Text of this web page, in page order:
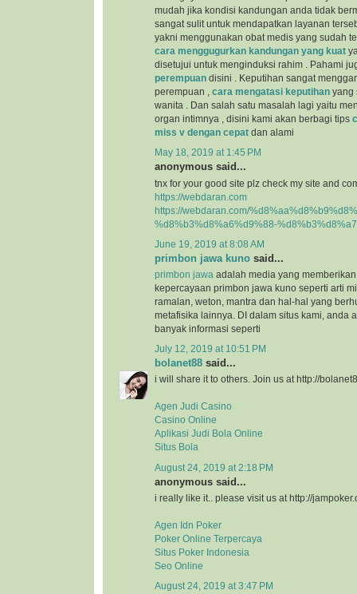
mudah jika kondisi kandungan anda tidak
sangat sulit untuk mendapatkan layanan
yakni menggunakan obat medis yang sudah
cara menggugurkan kandungan yang kuat
disetujui untuk menginduksi rahim . Pahami
perempuan disini . Keputihan sangat
perempuan , cara mengatasi keputihan yang
wanita . Dan salah satu masalah lagi yaitu
organ intimnya , disini kami akan berbagi tips
miss v dengan cepat dan alami
May 18, 2019 at 1:45 PM
anonymous said...
tnx for your good site plz check my site and
https://webdaran.com
https://webdaran.com/
%d8%b3%d8%a6%d9%88-
June 19, 2019 at 8:08 AM
primbon jawa kuno said...
primbon jawa adalah media yang
kepercayaan primbon jawa kuno seperti arti
ramalan, weton, mantra dan hal-hal yang
metafisika lainnya. DI dalam situs kami, anda
banyak informasi seperti
July 12, 2019 at 10:51 PM
bolanet88 said...
i will share it to others. Join us at http://
Agen Judi Casino
Casino Online
Aplikasi Judi Bola Online
Situs Bola
August 24, 2019 at 2:18 PM
anonymous said...
i really like it.. please visit us at http://
Agen Idn Poker
Poker Online Terpercaya
Situs Poker Indonesia
Seo Online
August 24, 2019 at 3:47 PM